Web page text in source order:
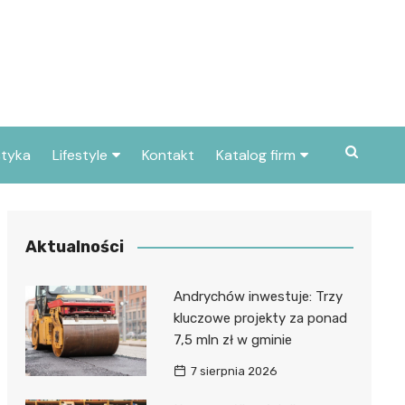
Lifestyle
Poradniki
Dom i ogród
Znane osoby
Kontakt Katalog firm
Prawo i finanse
Motoryzacja
Edukacja i opieka
Aktualności
Andrychów inwestuje: Trzy
kluczowe projekty za ponad
7,5 mln zł w gminie
7 sierpnia 2026